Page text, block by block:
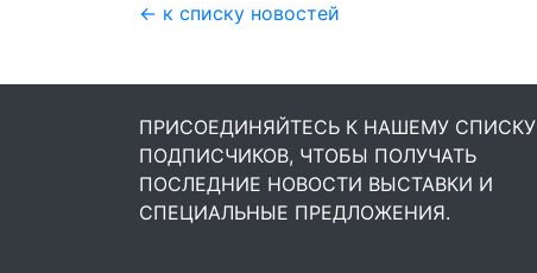
← к списку новостей
ПРИСОЕДИНЯЙТЕСЬ К НАШЕМУ СПИСКУ
ПОДПИСЧИКОВ, ЧТОБЫ ПОЛУЧАТЬ
ПОСЛЕДНИЕ НОВОСТИ ВЫСТАВКИ И
СПЕЦИАЛЬНЫЕ ПРЕДЛОЖЕНИЯ.